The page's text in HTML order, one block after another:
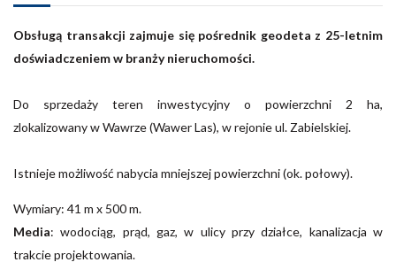
Obsługą transakcji zajmuje się pośrednik geodeta z 25-letnim
doświadczeniem w branży nieruchomości.
Do sprzedaży teren inwestycyjny o powierzchni 2 ha,
zlokalizowany w Wawrze (Wawer Las), w rejonie ul. Zabielskiej.
Istnieje możliwość nabycia mniejszej powierzchni (ok. połowy).
Wymiary: 41 m x 500 m.
Media: wodociąg, prąd, gaz, w ulicy przy działce, kanalizacja w
trakcie projektowania.